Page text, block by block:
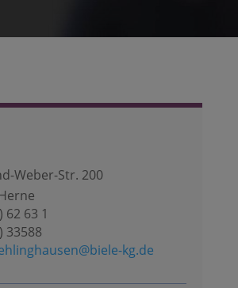
Weber-Str. 200
63 1
kg.de